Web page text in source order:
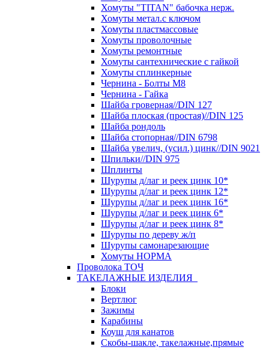
Хомуты "TITAN" бабочка нерж.
Хомуты метал.с ключом
Хомуты пластмассовые
Хомуты проволочные
Хомуты ремонтные
Хомуты сантехнические с гайкой
Хомуты сплинкерные
Чернина - Болты М8
Чернина - Гайка
Шайба гроверная//DIN 127
Шайба плоская (простая)//DIN 125
Шайба рондоль
Шайба стопорная//DIN 6798
Шайба увелич, (усил.) цинк//DIN 9021
Шпильки//DIN 975
Шплинты
Шурупы д/лаг и реек цинк 10*
Шурупы д/лаг и реек цинк 12*
Шурупы д/лаг и реек цинк 16*
Шурупы д/лаг и реек цинк 6*
Шурупы д/лаг и реек цинк 8*
Шурупы по дереву ж/п
Шурупы самонарезающие
Хомуты НОРМА
Проволока ТОЧ
ТАКЕЛАЖНЫЕ ИЗДЕЛИЯ
Блоки
Вертлюг
Зажимы
Карабины
Коуш для канатов
Скобы-шакле, такелажные,прямые